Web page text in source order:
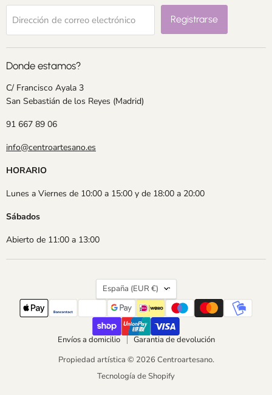
Dirección de correo electrónico Registrarse
Donde estamos?
C/ Francisco Ayala 3
San Sebastián de los Reyes (Madrid)
91 667 89 06
info@centroartesano.es
HORARIO
Lunes a Viernes de 10:00 a 15:00 y de 18:00 a 20:00
Sábados
Abierto de 11:00 a 13:00
País
España (EUR €)
Envíos a domicilio
Garantia de devolución
Propiedad artística © 2026 Centroartesano.
Tecnología de Shopify